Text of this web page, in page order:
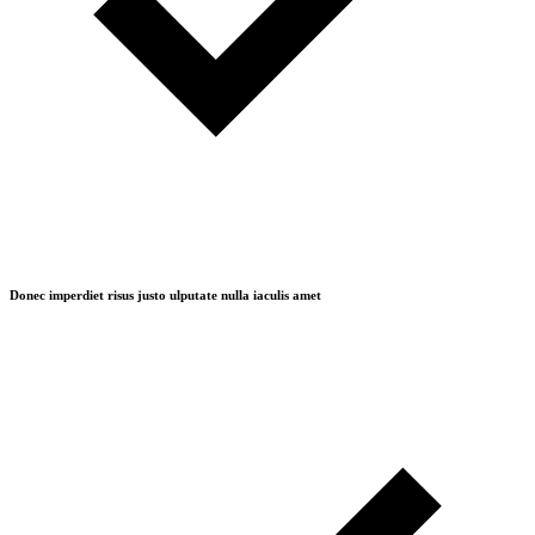
Donec imperdiet risus justo ulputate nulla iaculis amet